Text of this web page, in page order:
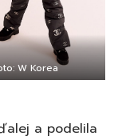
W Korea
a podelila